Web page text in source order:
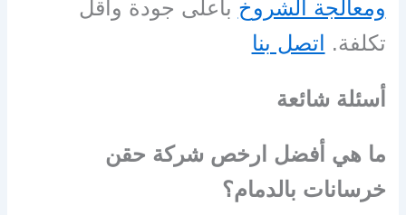
ومعالجة الشروخ بأعلى جودة وأقل
تكلفة. اتصل بنا
أسئلة شائعة
ما هي أفضل ارخص شركة حقن
خرسانات بالدمام؟